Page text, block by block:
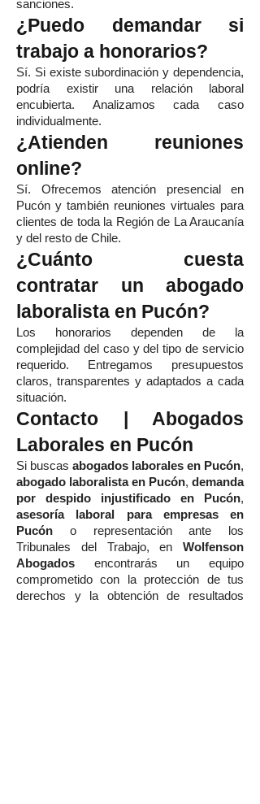
sanciones.
¿Puedo demandar si
trabajo a honorarios?
Sí. Si existe subordinación y dependencia,
podría existir una relación laboral
encubierta. Analizamos cada caso
individualmente.
¿Atienden reuniones
online?
Sí. Ofrecemos atención presencial en
Pucón y también reuniones virtuales para
clientes de toda la Región de La Araucanía
y del resto de Chile.
¿Cuánto cuesta
contratar un abogado
laboralista en Pucón?
Los honorarios dependen de la
complejidad del caso y del tipo de servicio
requerido. Entregamos presupuestos
claros, transparentes y adaptados a cada
situación.
Contacto | Abogados
Laborales en Pucón
Si buscas abogados laborales en Pucón,
abogado laboralista en Pucón, demanda
por despido injustificado en Pucón,
asesoría laboral para empresas en
Pucón o representación ante los
Tribunales del Trabajo, en Wolfenson
Abogados encontrarás un equipo
comprometido con la protección de tus
derechos y la obtención de resultados